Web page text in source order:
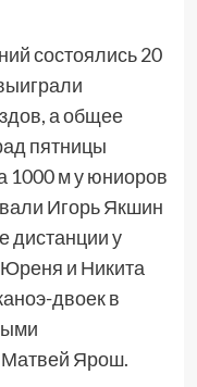
состоялись 20
а общее
пятницы
1000 м у юниоров
Игорь Якшин
дистанции у
и Никита
двоек в
Ярош.